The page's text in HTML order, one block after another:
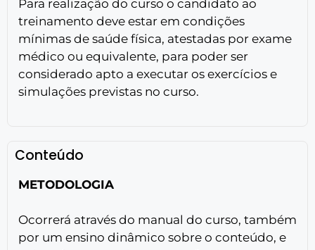
Para realização do curso o candidato ao
treinamento deve estar em condições
mínimas de saúde física, atestadas por exame
médico ou equivalente, para poder ser
considerado apto a executar os exercícios e
simulações previstas no curso.
Conteúdo
METODOLOGIA
Ocorrerá através do manual do curso, também
por um ensino dinâmico sobre o conteúdo, e